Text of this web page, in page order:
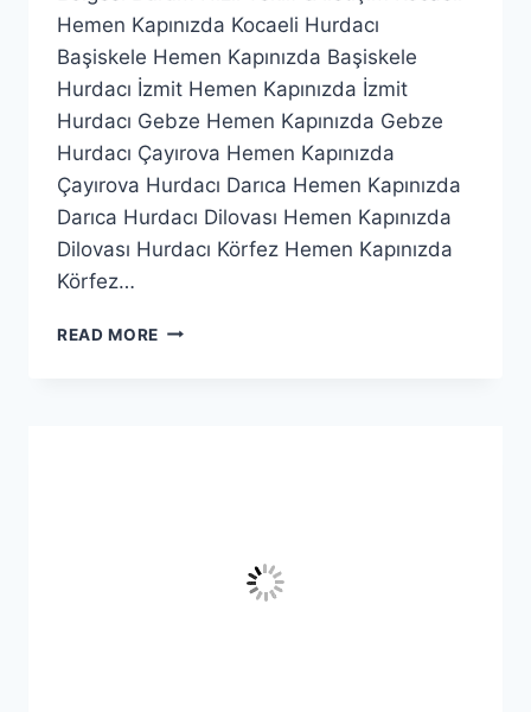
Hemen Kapınızda Kocaeli Hurdacı
Başiskele Hemen Kapınızda Başiskele
Hurdacı İzmit Hemen Kapınızda İzmit
Hurdacı Gebze Hemen Kapınızda Gebze
Hurdacı Çayırova Hemen Kapınızda
Çayırova Hurdacı Darıca Hemen Kapınızda
Darıca Hurdacı Dilovası Hemen Kapınızda
Dilovası Hurdacı Körfez Hemen Kapınızda
Körfez…
READ MORE ÇAYIROVA